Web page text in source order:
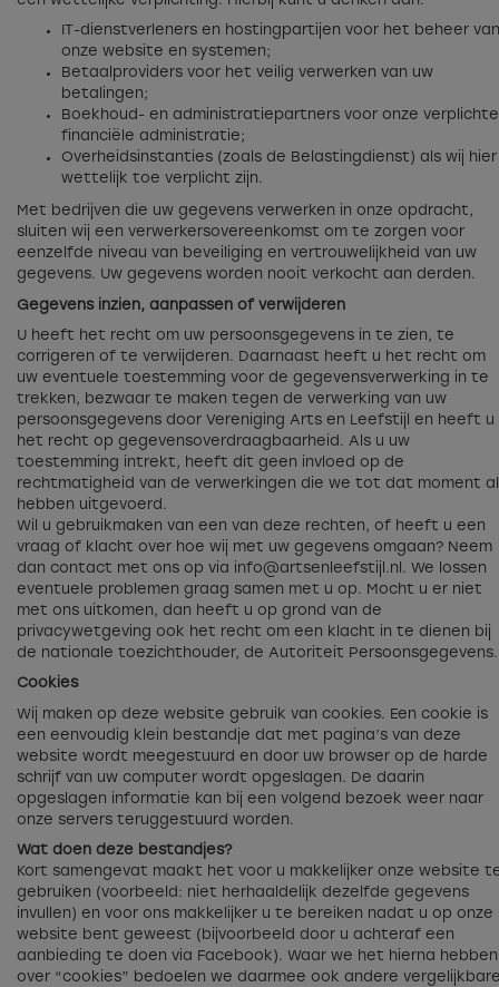
IT-dienstverleners en hostingpartijen voor het beheer van
onze website en systemen;
Betaalproviders voor het veilig verwerken van uw
betalingen;
Boekhoud- en administratiepartners voor onze verplichte
financiële administratie;
Overheidsinstanties (zoals de Belastingdienst) als wij hier
wettelijk toe verplicht zijn.
Met bedrijven die uw gegevens verwerken in onze opdracht,
sluiten wij een verwerkersovereenkomst om te zorgen voor
eenzelfde niveau van beveiliging en vertrouwelijkheid van uw
gegevens. Uw gegevens worden nooit verkocht aan derden.
Gegevens inzien, aanpassen of verwijderen
U heeft het recht om uw persoonsgegevens in te zien, te
corrigeren of te verwijderen. Daarnaast heeft u het recht om
uw eventuele toestemming voor de gegevensverwerking in te
trekken, bezwaar te maken tegen de verwerking van uw
persoonsgegevens door Vereniging Arts en Leefstijl en heeft u
het recht op gegevensoverdraagbaarheid. Als u uw
toestemming intrekt, heeft dit geen invloed op de
rechtmatigheid van de verwerkingen die we tot dat moment al
hebben uitgevoerd.
Wil u gebruikmaken van een van deze rechten, of heeft u een
vraag of klacht over hoe wij met uw gegevens omgaan? Neem
dan contact met ons op via info@artsenleefstijl.nl . We lossen
eventuele problemen graag samen met u op. Mocht u er niet
met ons uitkomen, dan heeft u op grond van de
privacywetgeving ook het recht om een klacht in te dienen bij
de nationale toezichthouder, de Autoriteit Persoonsgegevens.
Cookies
Wij maken op deze website gebruik van cookies. Een cookie is
een eenvoudig klein bestandje dat met pagina’s van deze
website wordt meegestuurd en door uw browser op de harde
schrijf van uw computer wordt opgeslagen. De daarin
opgeslagen informatie kan bij een volgend bezoek weer naar
onze servers teruggestuurd worden.
Wat doen deze bestandjes?
Kort samengevat maakt het voor u makkelijker onze website
gebruiken (voorbeeld: niet herhaaldelijk dezelfde gegevens
invullen) en voor ons makkelijker u te bereiken nadat u op onze
website bent geweest (bijvoorbeeld door u achteraf een
aanbieding te doen via Facebook). Waar we het hierna hebben
over “cookies” bedoelen we daarmee ook andere